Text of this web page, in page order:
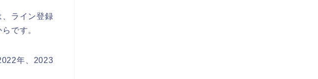
ライン登録
です。
年、2023